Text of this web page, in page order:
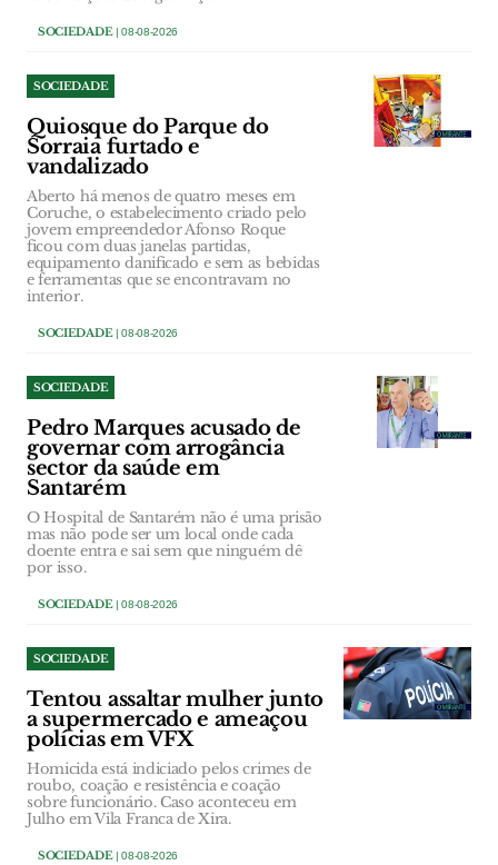
SOCIEDADE| 08-08-2026
SOCIEDADE
Quiosque do Parque do
Sorraia furtado e
vandalizado
Aberto há menos de quatro meses em
Coruche, o estabelecimento criado pelo
jovem empreendedor Afonso Roque
ficou com duas janelas partidas,
equipamento danificado e sem as bebidas
e ferramentas que se encontravam no
interior.
SOCIEDADE| 08-08-2026
SOCIEDADE
Pedro Marques acusado de
governar com arrogância
sector da saúde em
Santarém
O Hospital de Santarém não é uma prisão
mas não pode ser um local onde cada
doente entra e sai sem que ninguém dê
por isso.
SOCIEDADE| 08-08-2026
SOCIEDADE
Tentou assaltar mulher junto
a supermercado e ameaçou
polícias em VFX
Homicida está indiciado pelos crimes de
roubo, coação e resistência e coação
sobre funcionário. Caso aconteceu em
Julho em Vila Franca de Xira.
SOCIEDADE| 08-08-2026